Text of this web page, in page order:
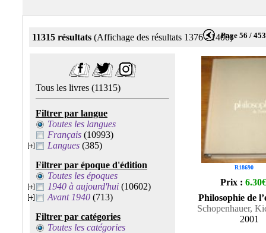
11315 résultats (Affichage des résultats 1376 - 1400)Page 56 / 453
Tous les livres (11315)
Filtrer par langue
Toutes les langues
Français (10993)
Langues (385)
Filtrer par époque d'édition
Toutes les époques
1940 à aujourd'hui (10602)
Avant 1940 (713)
Filtrer par catégories
Toutes les catégories
R18690
Prix : 6.30€
Philosophie de
Schopenhauer,
2001